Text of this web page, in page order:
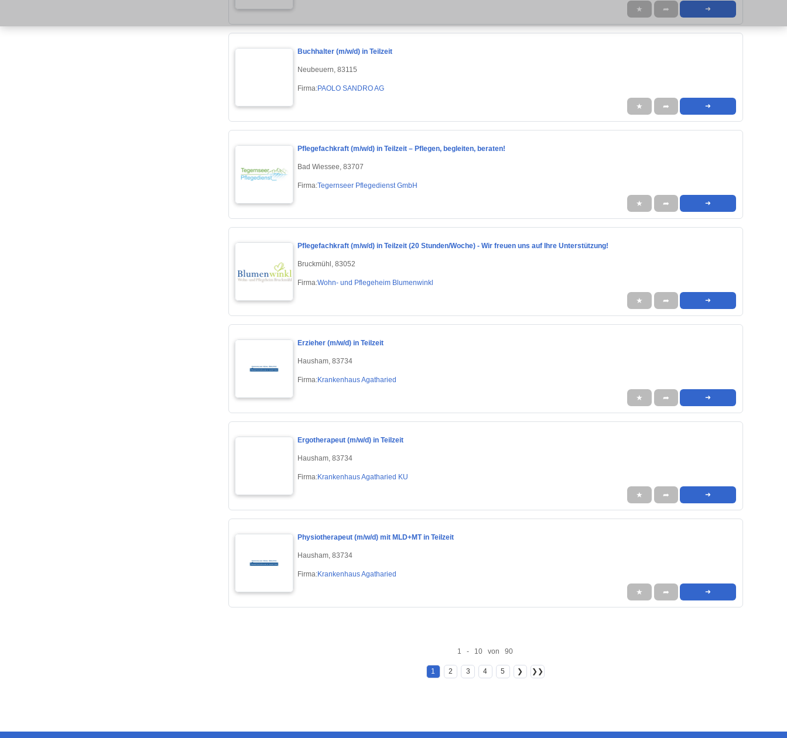
★ ➦ ➜
Buchhalter (m/w/d) in Teilzeit
Neubeuern, 83115
Firma:PAOLO SANDRO AG
★ ➦ ➜
Pflegefachkraft (m/w/d) in Teilzeit – Pflegen, begleiten, beraten!
Bad Wiessee, 83707
Firma:Tegernseer Pflegedienst GmbH
★ ➦ ➜
Pflegefachkraft (m/w/d) in Teilzeit (20 Stunden/Woche) - Wir freuen uns auf Ihre Unterstützung!
Bruckmühl, 83052
Firma:Wohn- und Pflegeheim Blumenwinkl
★ ➦ ➜
Erzieher (m/w/d) in Teilzeit
Hausham, 83734
Firma:Krankenhaus Agatharied
★ ➦ ➜
Ergotherapeut (m/w/d) in Teilzeit
Hausham, 83734
Firma:Krankenhaus Agatharied KU
★ ➦ ➜
Physiotherapeut (m/w/d) mit MLD+MT in Teilzeit
Hausham, 83734
Firma:Krankenhaus Agatharied
★ ➦ ➜
1 - 10 von 90
1 2 3 4 5 ❯ ❯❯